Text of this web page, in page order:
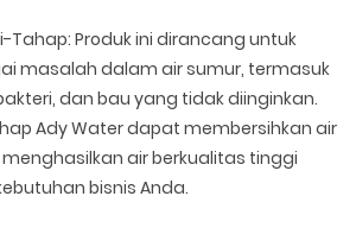
Tahap: Produk ini dirancang untuk
masalah dalam air sumur, termasuk
dan bau yang tidak diinginkan.
Ady Water dapat membersihkan air
air berkualitas tinggi
bisnis Anda.